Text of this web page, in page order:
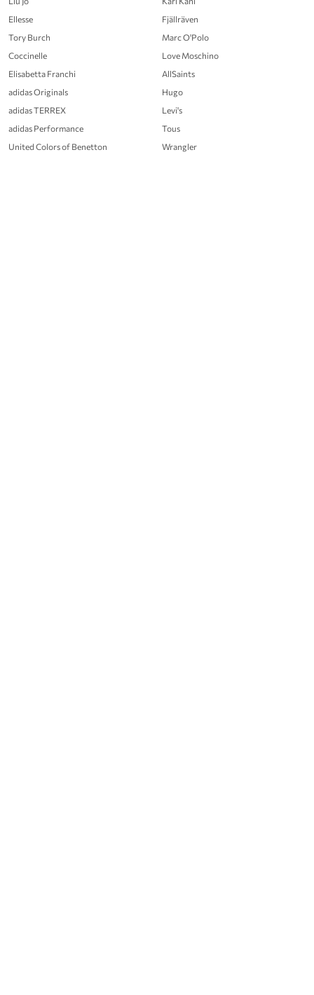
Ellesse
Tory Burch
Coccinelle
Elisabetta Franchi
adidas Originals
adidas TERREX
adidas Performance
United Colors of Benetton
Fjällräven
Marc O'Polo
Love Moschino
AllSaints
Hugo
Levi's
Tous
Wrangler